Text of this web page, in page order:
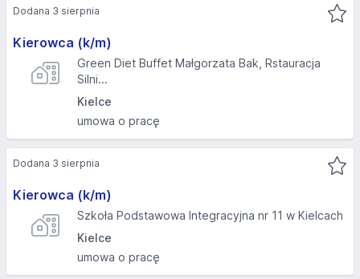
Kierowca (k/m)
Green Diet Buffet Małgorzata Bak, Rstauracja
Silni...
Kielce
umowa o pracę
Dodana 3 sierpnia
Kierowca (k/m)
Szkoła Podstawowa Integracyjna nr 11 w Kielcach
Kielce
umowa o pracę
Dodana 3 sierpnia